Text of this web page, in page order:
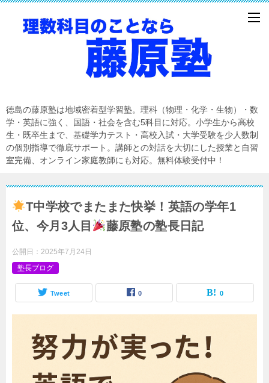
徳島の藤原塾は地域密着型学習塾。理科（物理・化学・生物）・数
学・英語に強く、国語・社会を含む5科目に対応。小学生から高校
生・既卒生まで、基礎学力テスト・高校入試・大学受験を少人数制
の個別指導で徹底サポート。講師との対話を大切にした授業と自習
室完備、オンライン家庭教師にも対応。無料体験受付中！
T中学校でまたまた快挙！英語の学年1
位、今月3人目
藤原塾の塾長日記
公開日： 2025年7月24日
塾長ブログ
Tweet 0 0